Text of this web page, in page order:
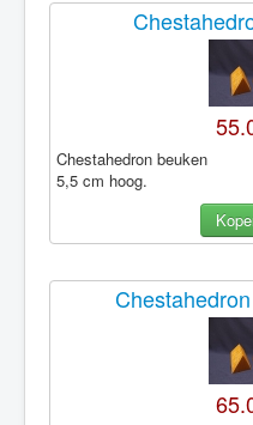
Chestahedron beuken
5,5 cm hoog.